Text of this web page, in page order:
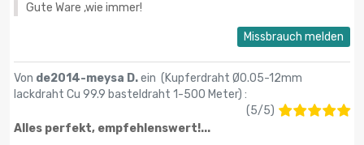
Gute Ware ,wie immer!
Missbrauch melden
Von de2014-meysa D.ein (Kupferdraht Ø0.05-12mm
lackdraht Cu 99.9 basteldraht 1-500 Meter) :
(5/5)
Alles perfekt, empfehlenswert!...